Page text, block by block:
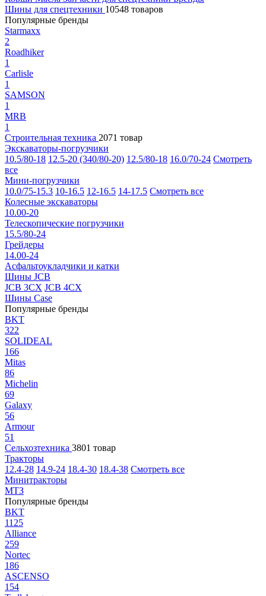
Шины для спецтехники 10548 товаров
Популярные бренды
Starmaxx
2
Roadhiker
1
Carlisle
1
SAMSON
1
MRB
1
Строительная техника 2071 товар
Экскаваторы-погрузчики
10.5/80-18 12.5-20 (340/80-20) 12.5/80-18 16.0/70-24 Смотреть
все
Мини-погрузчики
10.0/75-15.3 10-16.5 12-16.5 14-17.5 Смотреть все
Колесные экскаваторы
10.00-20
Телескопические погрузчики
15.5/80-24
Грейдеры
14.00-24
Асфальтоукладчики и катки
Шины JCB
JCB 3CX JCB 4CX
Шины Case
Популярные бренды
BKT
322
SOLIDEAL
166
Mitas
86
Michelin
69
Galaxy
56
Armour
51
Сельхозтехника 3801 товар
Тракторы
12.4-28 14.9-24 18.4-30 18.4-38 Смотреть все
Минитракторы
МТЗ
Популярные бренды
BKT
1125
Alliance
259
Nortec
186
ASCENSO
154